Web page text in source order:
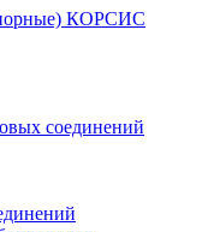
КОРСИС
соединений